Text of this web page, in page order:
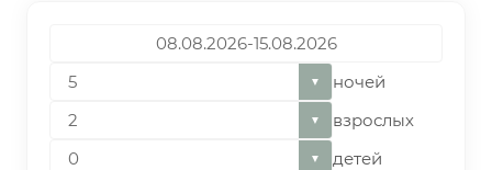
▼ ночей
▼ взрослых
▼ детей